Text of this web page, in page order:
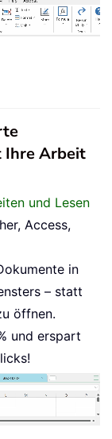
Ihre Arbeit
und Lesen
Access,
in
– statt
öffnen.
und erspart